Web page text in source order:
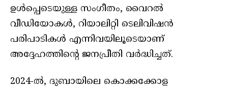
ഉൾപ്പെടെയുള്ള സംഗീതം, വൈറൽ
വീഡിയോകൾ, റിയാലിറ്റി ടെലിവിഷൻ
പരിപാടികൾ എന്നിവയിലൂടെയാണ്
അദ്ദേഹത്തിന്റെ ജനപ്രീതി വർദ്ധിച്ചത്.
2024-ൽ, ദുബായിലെ കൊക്കക്കോള